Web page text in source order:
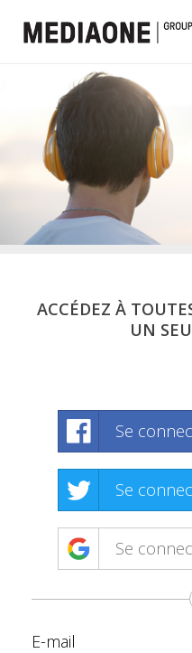
ACCÉDEZ À
UN
Se
Se
Se
E-mail